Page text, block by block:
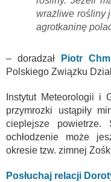
wrażliwe rośliny
agrotkaninę
– doradzał Piotr
Polskiego Związku
Instytut Meteorologii i
przymrozki ustąpiły
cieplejsze powietrze.
ochłodzenie może
okresie tzw. zimnej
Posłuchaj relacji